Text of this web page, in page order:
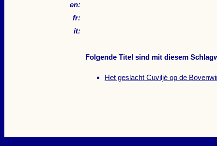
en:
fr:
it:
Folgende Titel sind mit diesem
Het geslacht Cuviljé op de